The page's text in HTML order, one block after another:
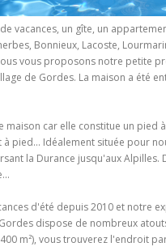
vacances, un gîte, un
Bonnieux, Lacoste,
vous proposons notre petite
de Gordes. La maison a été
maison car elle constitue un pied
pied... Idéalement située pour
la Durance jusqu'aux
d'été depuis 2010 et notre
dispose de nombreux
m²), vous trouverez l'endroit